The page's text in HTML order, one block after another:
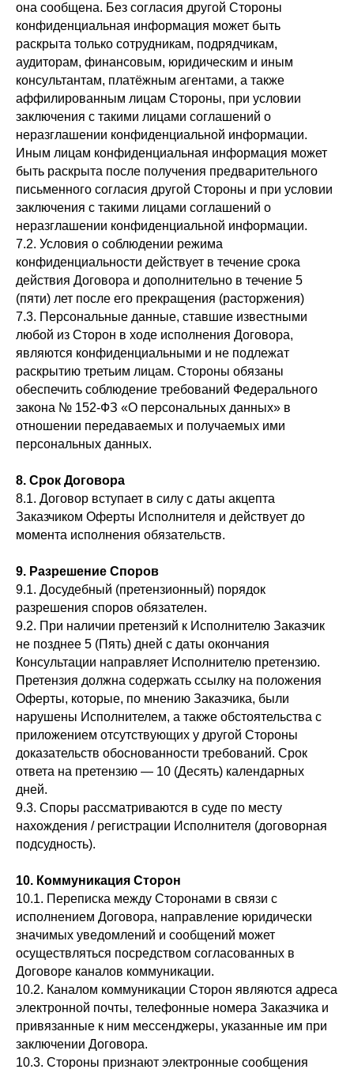
она сообщена. Без согласия другой Стороны
конфиденциальная информация может быть
раскрыта только сотрудникам, подрядчикам,
аудиторам, финансовым, юридическим и иным
консультантам, платёжным агентами, а также
аффилированным лицам Стороны, при условии
заключения с такими лицами соглашений о
неразглашении конфиденциальной информации.
Иным лицам конфиденциальная информация может
быть раскрыта после получения предварительного
письменного согласия другой Стороны и при условии
заключения с такими лицами соглашений о
неразглашении конфиденциальной информации.
7.2. Условия о соблюдении режима
конфиденциальности действует в течение срока
действия Договора и дополнительно в течение 5
(пяти) лет после его прекращения (расторжения)
7.3. Персональные данные, ставшие известными
любой из Сторон в ходе исполнения Договора,
являются конфиденциальными и не подлежат
раскрытию третьим лицам. Стороны обязаны
обеспечить соблюдение требований Федерального
закона № 152-ФЗ «О персональных данных» в
отношении передаваемых и получаемых ими
персональных данных.
8. Срок Договора
8.1. Договор вступает в силу с даты акцепта
Заказчиком Оферты Исполнителя и действует до
момента исполнения обязательств.
9. Разрешение Споров
9.1. Досудебный (претензионный) порядок
разрешения споров обязателен.
9.2. При наличии претензий к Исполнителю Заказчик
не позднее 5 (Пять) дней с даты окончания
Консультации направляет Исполнителю претензию.
Претензия должна содержать ссылку на положения
Оферты, которые, по мнению Заказчика, были
нарушены Исполнителем, а также обстоятельства с
приложением отсутствующих у другой Стороны
доказательств обоснованности требований. Срок
ответа на претензию — 10 (Десять) календарных
дней.
9.3. Споры рассматриваются в суде по месту
нахождения / регистрации Исполнителя (договорная
подсудность).
10. Коммуникация Сторон
10.1. Переписка между Сторонами в связи с
исполнением Договора, направление юридически
значимых уведомлений и сообщений может
осуществляться посредством согласованных в
Договоре каналов коммуникации.
10.2. Каналом коммуникации Сторон являются адреса
электронной почты, телефонные номера Заказчика и
привязанные к ним мессенджеры, указанные им при
заключении Договора.
10.3. Стороны признают электронные сообщения